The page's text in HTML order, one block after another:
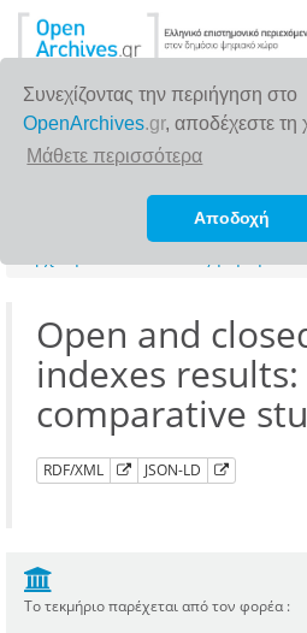
Συνεχίζοντας την περιήγηση στο
OpenArchives.gr, αποδέχεστε
Μάθετε περισσότερα
Αποδοχή
Open and
indexes results:
comparative
RDF/XML JSON-LD
Το τεκμήριο παρέχεται από τον φορέα :